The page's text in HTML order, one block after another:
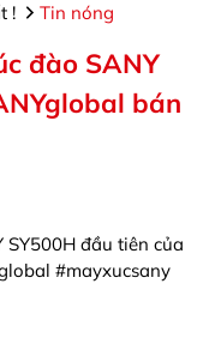
! Tin nóng
đào SANY
bán
SY500H đầu tiên của
#mayxucsany